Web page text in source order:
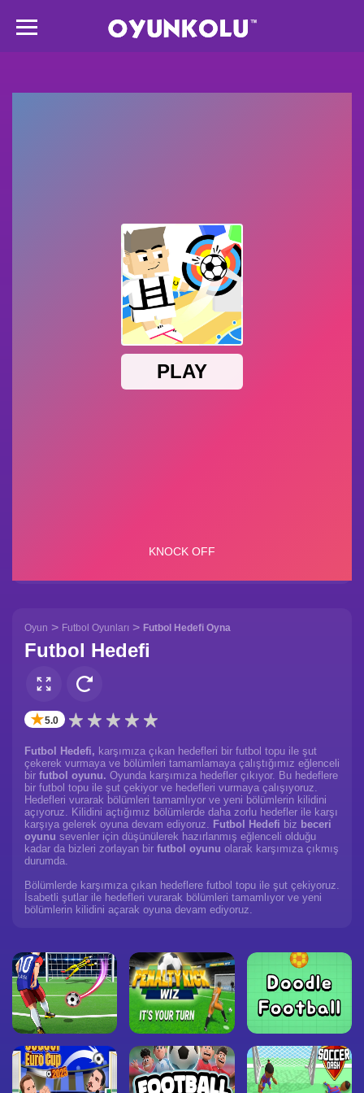
Oyun > Futbol Oyunları > Futbol Hedefi Oyna
Futbol Hedefi
✭5.0
Futbol Hedefi, karşımıza çıkan hedefleri bir futbol topu ile şut
çekerek vurmaya ve bölümleri tamamlamaya çalıştığımız eğlenceli
bir futbol oyunu. Oyunda karşımıza hedefler çıkıyor. Bu hedeflere
bir futbol topu ile şut çekiyor ve hedefleri vurmaya çalışıyoruz.
Hedefleri vurarak bölümleri tamamlıyor ve yeni bölümlerin kilidini
açıyoruz. Kilidini açtığımız bölümlerde daha zorlu hedefler ile karşı
karşıya gelerek oyuna devam ediyoruz. Futbol Hedefi biz beceri
oyunu sevenler için düşünülerek hazırlanmış eğlenceli olduğu
kadar da bizleri zorlayan bir futbol oyunu olarak karşımıza çıkmış
durumda.
Bölümlerde karşımıza çıkan hedeflere futbol topu ile şut çekiyoruz.
İsabetli şutlar ile hedefleri vurarak bölümleri tamamlıyor ve yeni
bölümlerin kilidini açarak oyuna devam ediyoruz.